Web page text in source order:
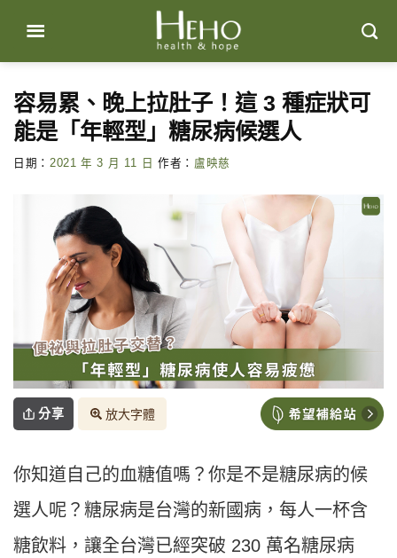
content
容易累、晚上拉肚子！這 3 種症狀可
能是「年輕型」糖尿病候選人
日期： 2021 年 3 月 11 日 作者： 盧映慈
分享 放大字體
你知道自己的血糖值嗎？你是不是糖尿病的候
選人呢？糖尿病是台灣的新國病，每人一杯含
糖飲料，讓全台灣已經突破 230 萬名糖尿病